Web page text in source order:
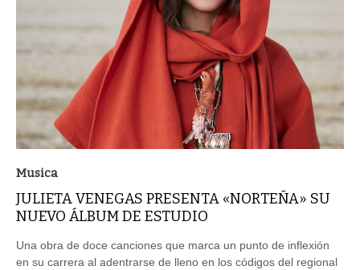
Musica
JULIETA VENEGAS PRESENTA «NORTEÑA» SU
NUEVO ÁLBUM DE ESTUDIO
Una obra de doce canciones que marca un punto de inflexión
en su carrera al adentrarse de lleno en los códigos del regional